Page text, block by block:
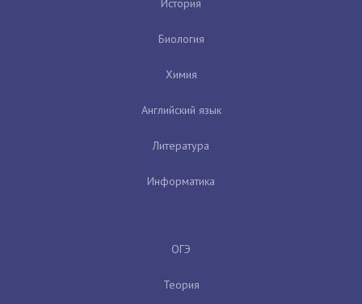
История
Биология
Химия
Английский язык
Литература
Информатика
ОГЭ
Теория